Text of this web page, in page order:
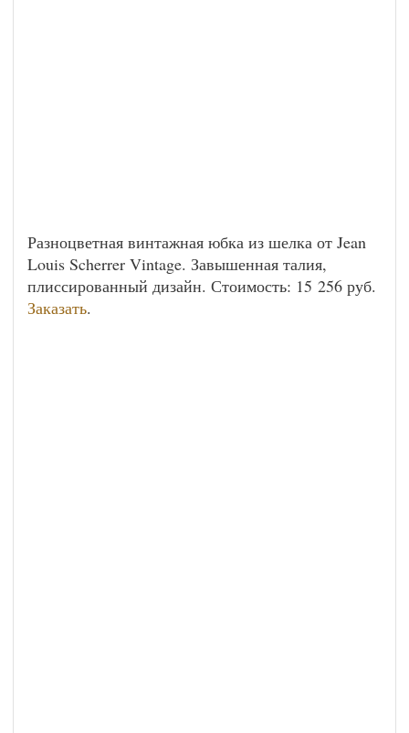
Разноцветная винтажная юбка из шелка от Jean
Louis Scherrer Vintage. Завышенная талия,
плиссированный дизайн. Стоимость: 15 256 руб.
Заказать.